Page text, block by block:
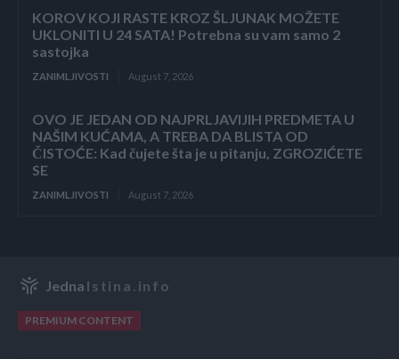
KOROV KOJI RASTE KROZ ŠLJUNAK MOŽETE
UKLONITI U 24 SATA! Potrebna su vam samo 2
sastojka
ZANIMLJIVOSTI August 7, 2026
OVO JE JEDAN OD NAJPRLJAVIJIH PREDMETA U
NAŠIM KUĆAMA, A TREBA DA BLISTA OD
ČISTOĆE: Kad čujete šta je u pitanju, ZGROZIĆETE
SE
ZANIMLJIVOSTI August 7, 2026
Jedna Istina.info
PREMIUM CONTENT